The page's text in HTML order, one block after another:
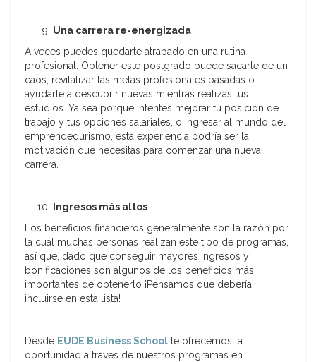
Una carrera re-energizada
A veces puedes quedarte atrapado en una rutina
profesional. Obtener este postgrado puede sacarte de un
caos, revitalizar las metas profesionales pasadas o
ayudarte a descubrir nuevas mientras realizas tus
estudios. Ya sea porque intentes mejorar tu posición de
trabajo y tus opciones salariales, o ingresar al mundo del
emprendedurismo, esta experiencia podría ser la
motivación que necesitas para comenzar una nueva
carrera.
Ingresos más altos
Los beneficios financieros generalmente son la razón por
la cual muchas personas realizan este tipo de programas,
así que, dado que conseguir mayores ingresos y
bonificaciones son algunos de los beneficios más
importantes de obtenerlo ¡Pensamos que debería
incluirse en esta lista!
Desde EUDE Business School te ofrecemos la
oportunidad a través de nuestros programas en